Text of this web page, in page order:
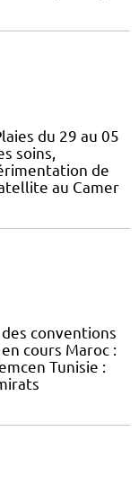
du 29 au 05
soins,
de
au Camer
conventions
cours Maroc :
Tunisie :